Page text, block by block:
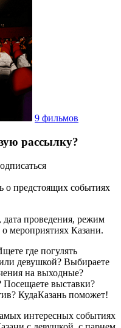
9 фильмов
рассылку?
о предстоящих событиях
проведения, режим
мероприятиях Казани.
где погулять
девушкой? Выбираете
на выходные?
выставки?
КудаКазань поможет!
интересных событиях